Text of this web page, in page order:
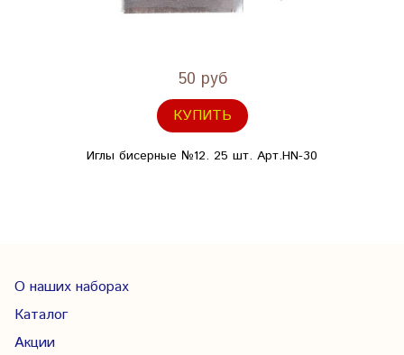
50 руб
КУПИТЬ
Иглы бисерные №12. 25 шт. Арт.HN-30
О наших наборах
Каталог
Акции